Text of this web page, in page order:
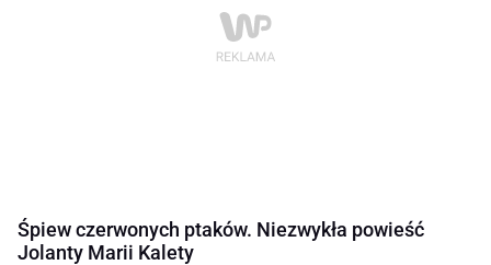
Śpiew czerwonych ptaków. Niezwykła powieść
Jolanty Marii Kalety